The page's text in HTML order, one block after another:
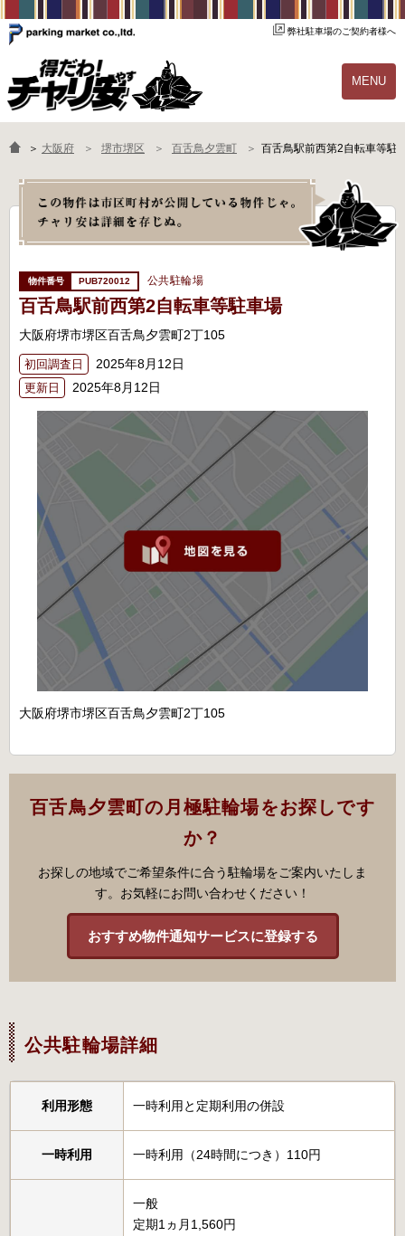
弊社駐車場のご契約者様へ
MENU
物件一覧 ご契約の流れ
よくあるご質問 駐輪場オーナー様へ
＞ 大阪府 堺市堺区 百舌鳥夕雲町 百舌鳥駅前西第2自転車等駐
PUB720012 公共駐輪場
百舌鳥駅前西第2自転車等駐車場
大阪府堺市堺区百舌鳥夕雲町2丁105
初回調査日 2025年8月12日
更新日 2025年8月12日
大阪府堺市堺区百舌鳥夕雲町2丁105
百舌鳥夕雲町の月極駐輪場をお探しです
か？
お探しの地域でご希望条件に合う駐輪場をご案内いたしま
す。お気軽にお問い合わせください！
おすすめ物件通知サービスに登録する
公共駐輪場詳細
利用形態 一時利用と定期利用の併設
一時利用 一時利用（24時間につき）110円
一般
定期1ヵ月1,560円